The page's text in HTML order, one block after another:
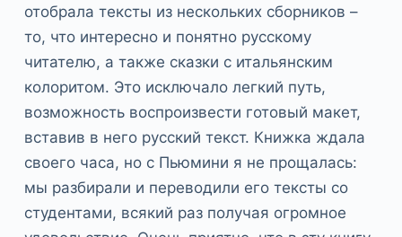
отобрала тексты из нескольких сборников –
то, что интересно и понятно русскому
читателю, а также сказки с итальянским
колоритом. Это исключало легкий путь,
возможность воспроизвести готовый макет,
вставив в него русский текст. Книжка ждала
своего часа, но с Пьюмини я не прощалась:
мы разбирали и переводили его тексты со
студентами, всякий раз получая огромное